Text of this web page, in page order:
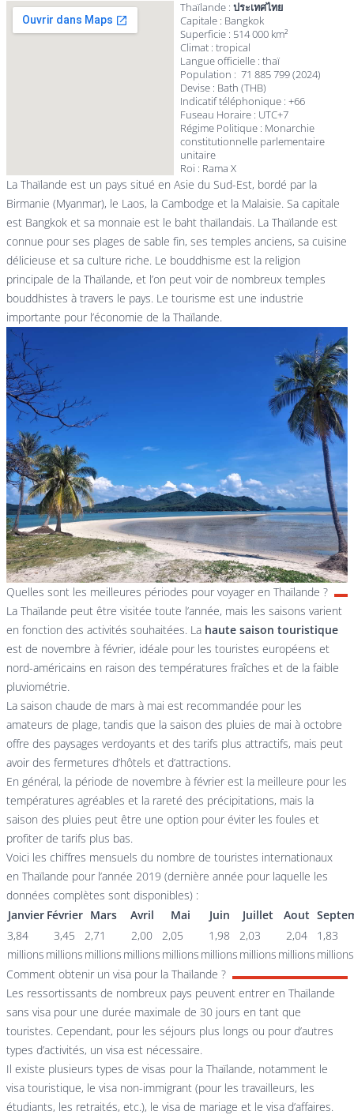
Thaïlande : ประเทศไทย
Capitale : Bangkok
Superficie : 514 000 km²
Climat : tropical
Langue officielle : thaï
Population : 71 885 799 (2024)
Devise : Bath (THB)
Indicatif téléphonique : +66
Fuseau Horaire : UTC+7
Régime Politique : Monarchie
constitutionnelle parlementaire
unitaire
Roi : Rama X
La Thaïlande est un pays situé en Asie du Sud-Est, bordé par la
Birmanie (Myanmar), le Laos, la Cambodge et la Malaisie. Sa capitale
est Bangkok et sa monnaie est le baht thaïlandais. La Thaïlande est
connue pour ses plages de sable fin, ses temples anciens, sa cuisine
délicieuse et sa culture riche. Le bouddhisme est la religion
principale de la Thaïlande, et l’on peut voir de nombreux temples
bouddhistes à travers le pays. Le tourisme est une industrie
importante pour l’économie de la Thaïlande.
Quelles sont les meilleures périodes pour voyager en Thaïlande ?
La Thaïlande peut être visitée toute l’année, mais les saisons varient
en fonction des activités souhaitées. La haute saison touristique
est de novembre à février, idéale pour les touristes européens et
nord-américains en raison des températures fraîches et de la faible
pluviométrie.
La saison chaude de mars à mai est recommandée pour les
amateurs de plage, tandis que la saison des pluies de mai à octobre
offre des paysages verdoyants et des tarifs plus attractifs, mais peut
avoir des fermetures d’hôtels et d’attractions.
En général, la période de novembre à février est la meilleure pour les
températures agréables et la rareté des précipitations, mais la
saison des pluies peut être une option pour éviter les foules et
profiter de tarifs plus bas.
Voici les chiffres mensuels du nombre de touristes internationaux
en Thaïlande pour l’année 2019 (dernière année pour laquelle les
données complètes sont disponibles) :
Janvier Février Mars Avril Mai Juin Juillet Aout
3,84
millions
3,45
millions
2,71
millions
2,00
millions
2,05
millions
1,98
millions
2,03
millions
2,04
millions
1,83
millions
Comment obtenir un visa pour la Thaïlande ?
Les ressortissants de nombreux pays peuvent entrer en Thaïlande
sans visa pour une durée maximale de 30 jours en tant que
touristes. Cependant, pour les séjours plus longs ou pour d’autres
types d’activités, un visa est nécessaire.
Il existe plusieurs types de visas pour la Thaïlande, notamment le
visa touristique, le visa non-immigrant (pour les travailleurs, les
étudiants, les retraités, etc.), le visa de mariage et le visa d’affaires.